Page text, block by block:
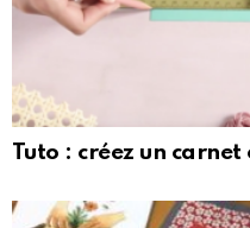
Tuto : créez un carnet